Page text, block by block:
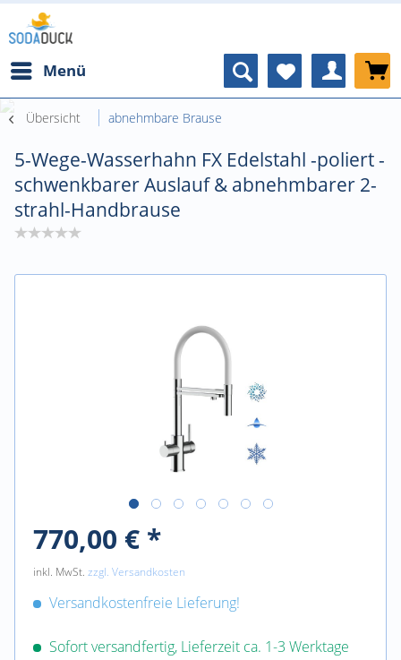
Menü
Übersicht abnehmbare Brause
5-Wege-Wasserhahn FX Edelstahl -poliert -
schwenkbarer Auslauf & abnehmbarer 2-
strahl-Handbrause
770,00 € *
inkl. MwSt. zzgl. Versandkosten
Versandkostenfreie Lieferung!
Sofort versandfertig, Lieferzeit ca. 1-3 Werktage